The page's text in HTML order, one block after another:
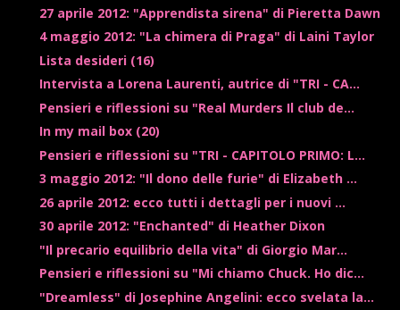
27 aprile 2012: "Apprendista sirena" di Pieretta Dawn
4 maggio 2012: "La chimera di Praga" di Laini Taylor
Lista desideri (16)
Intervista a Lorena Laurenti, autrice di "TRI - CA...
Pensieri e riflessioni su "Real Murders Il club de...
In my mail box (20)
Pensieri e riflessioni su "TRI - CAPITOLO PRIMO: L...
3 maggio 2012: "Il dono delle furie" di Elizabeth ...
26 aprile 2012: ecco tutti i dettagli per i nuovi ...
30 aprile 2012: "Enchanted" di Heather Dixon
"Il precario equilibrio della vita" di Giorgio Mar...
Pensieri e riflessioni su "Mi chiamo Chuck. Ho dic...
"Dreamless" di Josephine Angelini: ecco svelata la...